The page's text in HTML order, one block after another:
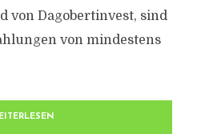
von Dagobertinvest, sind
von mindestens